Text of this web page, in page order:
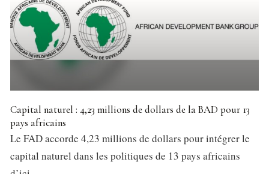
Capital naturel : 4,23 millions de dollars de la BAD pour 13
pays africains
Le FAD accorde 4,23 millions de dollars pour intégrer le
capital naturel dans les politiques de 13 pays africains